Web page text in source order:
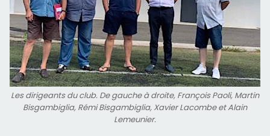
Les dirigeants du club. De gauche à droite, François Paoli, Martin
Bisgambiglia, Rémi Bisgambiglia, Xavier Lacombe et Alain
Lemeunier.